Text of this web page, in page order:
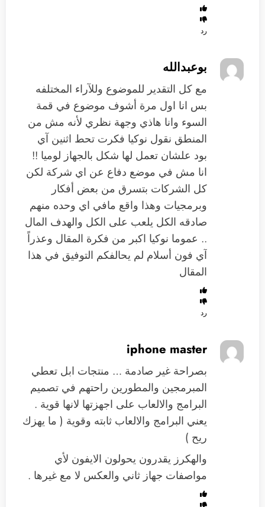
رد
بوعبدالله
مع كل التقدير للموضوع وللآراء المختلفه
بس انا اول مرة أشوف موضوع في قمة
السوء وانا هاذي وجهة نظري لأنه مش من
المنطق نقول نوكيا فكرت تحط اثنين آي
بود علشان تعمل لها شكل بالجهاز لوميا !!
انا مش في موضع دفاع عن اي شركة لكن
كل الشركات بتسرق من بعض أفكار
وبرمجيات وهذا واقع مافي اي وحده منهم
صادقه الكل يلعب على الكل والهدف المال
.. عموما نوكيا اكبر من فكرة المقال وعذراً
آي فون أسلام لم يحالفكم التوفيق في هذا
المقال
رد
iphone master
بصراحة غير صادمة … منتجات ابل تعطي
المبرمجين والمطورين راحتهم في تصميم
البرامج والالعاب على اجهزتها لانها قوية .
يعني البرامج والالعاب ثابته وقوية ( ما يهزك
ريح )
والهكرز يقدرون يحولون الايفون لأي
مواصفات جهاز ثاني والعكس لا مع غيرها .